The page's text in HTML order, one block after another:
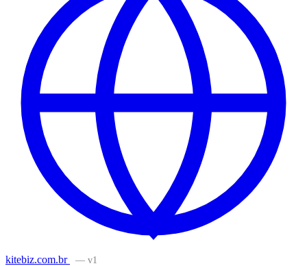
kitebiz.com.br — v1